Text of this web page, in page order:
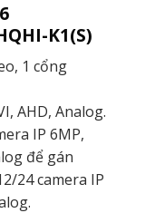
K1(S)
1 cổng
AHD, Analog.
IP 6MP,
để gán
24 camera IP